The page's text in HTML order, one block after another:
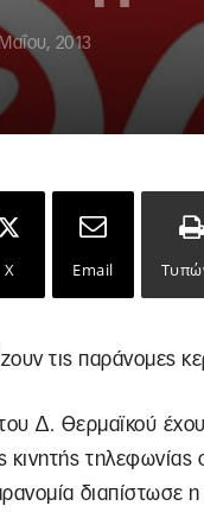
2013
X Email
τις παράνομες
Δ. Θερμαϊκού
κινητής
διαπίστωσε